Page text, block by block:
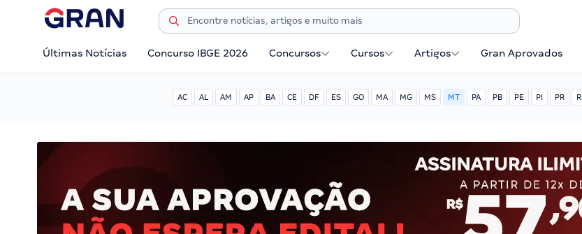
Últimas Notícias Concurso IBGE 2026 Concursos Cursos Artigos Gran Aprovados
AC AL AM AP BA CE DF ES GO MA MG MS MT PA PB PE PI PR